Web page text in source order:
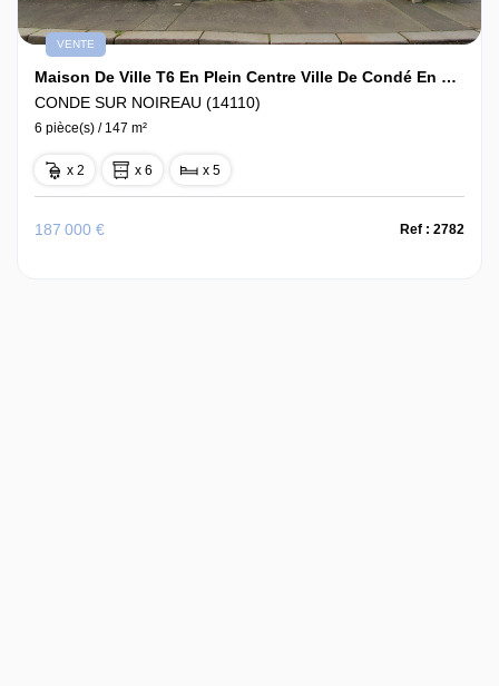
VENTE
Maison De Ville T6 En Plein Centre Ville De Condé En Normandie
CONDE SUR NOIREAU (14110)
6 pièce(s) / 147 m²
x 2 x 6 x 5
187 000 € Ref : 2782